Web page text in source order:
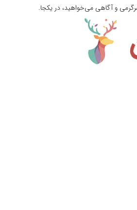
و آگاهی می‌خواهید، در یکجا.